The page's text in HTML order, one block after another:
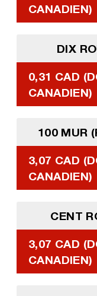
CANADIEN)
DIX
0,31 CAD
CANADIEN)
100 MUR
3,07 CAD
CANADIEN)
CENT
3,07 CAD
CANADIEN)